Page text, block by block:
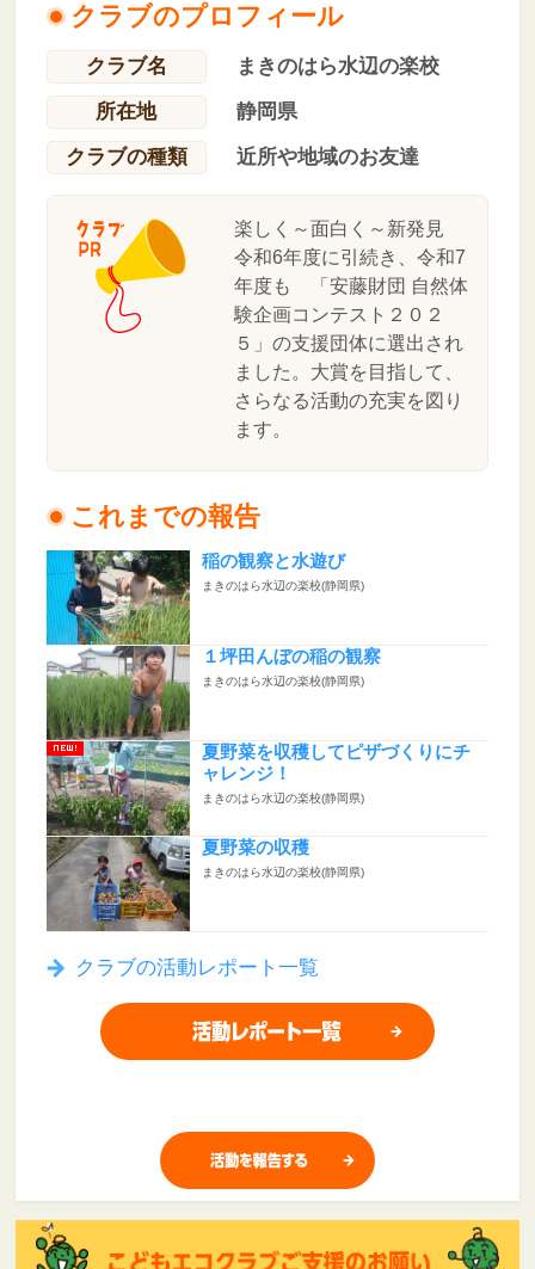
クラブのプロフィール
クラブ名
まきのはら水辺の楽校
所在地
静岡県
クラブの種類
近所や地域のお友達
楽しく～面白く～新発見
令和6年度に引続き、令和7
年度も 「安藤財団 自然体
験企画コンテスト２０２
５」の支援団体に選出され
ました。大賞を目指して、
さらなる活動の充実を図り
ます。
これまでの報告
稲の観察と水遊び
まきのはら水辺の楽校(静岡県)
１坪田んぼの稲の観察
まきのはら水辺の楽校(静岡県)
夏野菜を収穫してピザづくりにチ
ャレンジ！
まきのはら水辺の楽校(静岡県)
夏野菜の収穫
まきのはら水辺の楽校(静岡県)
クラブの活動レポート一覧